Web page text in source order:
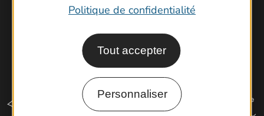
Politique de confidentialité
Tout accepter
Personnaliser